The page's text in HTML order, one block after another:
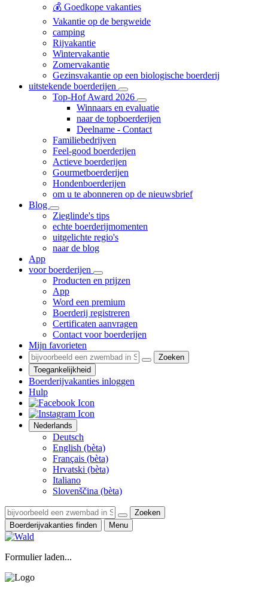
💰 Goedkope vakanties
Vakantie op de bergweide
camping
Rijvakantie
Wintervakantie
Zomervakantie
Gezinsvakantie op een biologische boerderij
uitstekende boerderijen
Top-Hof Award 2026
Winnaars en evaluatie
naar de topboerderijen
Deelname - Contact
Familiebedrijven
Feel-good boerderijen
Actieve boerderijen
Gourmetboerderijen
Hondenboerderijen
om u te abonneren op de nieuwsbrief
Blog
Zieglinde's tips
echte boerderijmomenten
uitgelichte regio's
naar de blog
App
voor boerderijen
Producten en prijzen
App
Word een premium
Boerderij registreren
Certificaten aanvragen
Contact voor boerderijen
Mijn favorieten
Zoeken
Toegankelijkheid
Boerderijvakanties inloggen
Hulp
Nederlands
Deutsch
English (bèta)
Français (bèta)
Hrvatski (bèta)
Italiano
Slovenščina (bèta)
Zoeken
Boerderijvakanties finden
Menu
Formulier laden...